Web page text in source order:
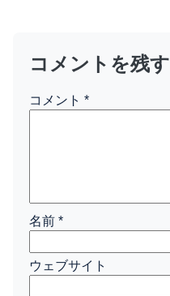
コメントを残す
コメント *
名前 *
ウェブサイト